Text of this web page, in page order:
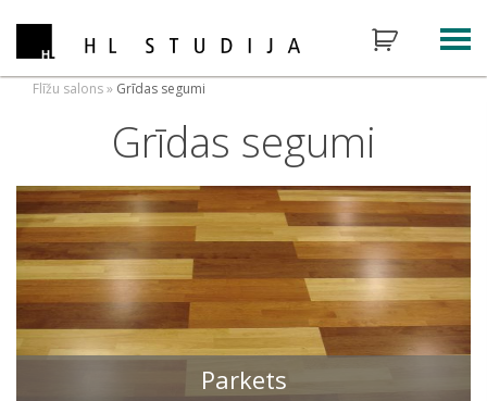
Flīžu salons» Grīdas segumi
Grīdas segumi
Parkets